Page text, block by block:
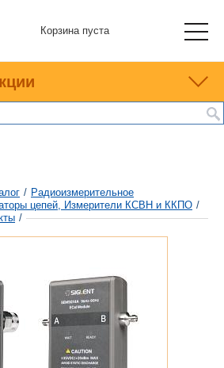
Корзина пуста
/ Радиоизмерительное
цепей, Измерители КСВН и ККПО /
/